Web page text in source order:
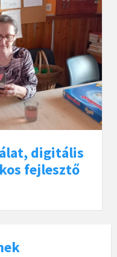
digitális
fejlesztő